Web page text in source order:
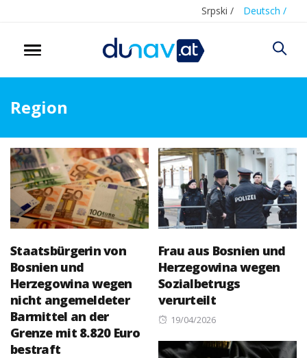
Srpski / Deutsch /
Region
Staatsbürgerin von
Bosnien und
Herzegowina wegen
nicht angemeldeter
Barmittel an der
Grenze mit 8.820 Euro
bestraft
Frau aus Bosnien und
Herzegowina wegen
Sozialbetrugs
verurteilt
Posted
19/04/2026